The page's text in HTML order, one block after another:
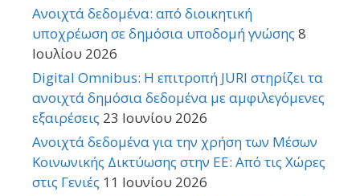
Ανοιχτά δεδομένα: από διοικητική
υποχρέωση σε δημόσια υποδομή γνώσης 8
Ιουλίου 2026
Digital Omnibus: Η επιτροπή JURI στηρίζει τα
ανοιχτά δημόσια δεδομένα με αμφιλεγόμενες
εξαιρέσεις 23 Ιουνίου 2026
Ανοιχτά δεδομένα για την χρήση των Μέσων
Κοινωνικής Δικτύωσης στην ΕΕ: Από τις Χώρες
στις Γενιές 11 Ιουνίου 2026